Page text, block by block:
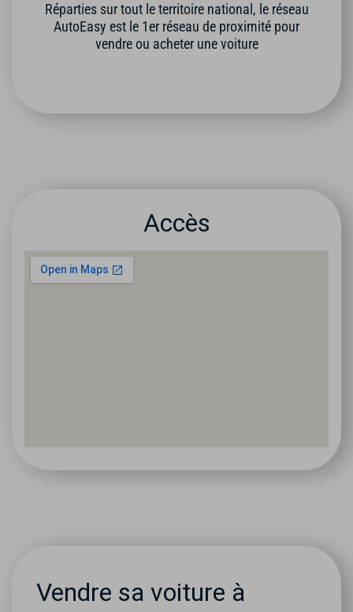
Réparties sur tout le territoire national, le réseau
AutoEasy est le 1er réseau de proximité pour
vendre ou acheter une voiture
Accès
Vendre sa voiture à